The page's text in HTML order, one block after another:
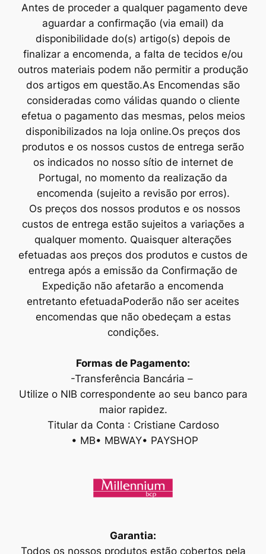
Antes de proceder a qualquer pagamento deve
aguardar a confirmação (via email) da
disponibilidade do(s) artigo(s) depois de
finalizar a encomenda, a falta de tecidos e/ou
outros materiais podem não permitir a produção
dos artigos em questão.​As Encomendas são
consideradas como válidas quando o cliente
efetua o pagamento das mesmas, pelos meios
disponibilizados na loja online.Os preços dos
produtos e os nossos custos de entrega serão
os indicados no nosso sítio de internet de
Portugal, no momento da realização da
encomenda (sujeito a revisão por erros).
Os preços dos nossos produtos e os nossos
custos de entrega estão sujeitos a variações a
qualquer momento. Quaisquer alterações
efetuadas aos preços dos produtos e custos de
entrega após a emissão da Confirmação de
Expedição não afetarão a encomenda
entretanto efetuadaPoderão não ser aceites
encomendas que não obedeçam a estas
condições.
Formas de Pagamento:
-Transferência Bancária –
Utilize o NIB correspondente ao seu banco para
maior rapidez.
Titular da Conta : Cristiane Cardoso
• MB• MBWAY• PAYSHOP
Garantia:
Todos os nossos produtos estão cobertos pela